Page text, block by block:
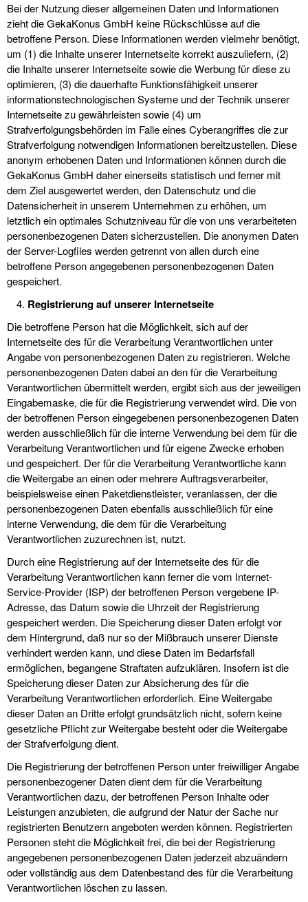
Bei der Nutzung dieser allgemeinen Daten und Informationen
zieht die GekaKonus GmbH keine Rückschlüsse auf die
betroffene Person. Diese Informationen werden vielmehr benötigt,
um (1) die Inhalte unserer Internetseite korrekt auszuliefern, (2)
die Inhalte unserer Internetseite sowie die Werbung für diese zu
optimieren, (3) die dauerhafte Funktionsfähigkeit unserer
informationstechnologischen Systeme und der Technik unserer
Internetseite zu gewährleisten sowie (4) um
Strafverfolgungsbehörden im Falle eines Cyberangriffes die zur
Strafverfolgung notwendigen Informationen bereitzustellen. Diese
anonym erhobenen Daten und Informationen können durch die
GekaKonus GmbH daher einerseits statistisch und ferner mit
dem Ziel ausgewertet werden, den Datenschutz und die
Datensicherheit in unserem Unternehmen zu erhöhen, um
letztlich ein optimales Schutzniveau für die von uns verarbeiteten
personenbezogenen Daten sicherzustellen. Die anonymen Daten
der Server-Logfiles werden getrennt von allen durch eine
betroffene Person angegebenen personenbezogenen Daten
gespeichert.
Registrierung auf unserer Internetseite
Die betroffene Person hat die Möglichkeit, sich auf der
Internetseite des für die Verarbeitung Verantwortlichen unter
Angabe von personenbezogenen Daten zu registrieren. Welche
personenbezogenen Daten dabei an den für die Verarbeitung
Verantwortlichen übermittelt werden, ergibt sich aus der jeweiligen
Eingabemaske, die für die Registrierung verwendet wird. Die von
der betroffenen Person eingegebenen personenbezogenen Daten
werden ausschließlich für die interne Verwendung bei dem für die
Verarbeitung Verantwortlichen und für eigene Zwecke erhoben
und gespeichert. Der für die Verarbeitung Verantwortliche kann
die Weitergabe an einen oder mehrere Auftragsverarbeiter,
beispielsweise einen Paketdienstleister, veranlassen, der die
personenbezogenen Daten ebenfalls ausschließlich für eine
interne Verwendung, die dem für die Verarbeitung
Verantwortlichen zuzurechnen ist, nutzt.
Durch eine Registrierung auf der Internetseite des für die
Verarbeitung Verantwortlichen kann ferner die vom Internet-
Service-Provider (ISP) der betroffenen Person vergebene IP-
Adresse, das Datum sowie die Uhrzeit der Registrierung
gespeichert werden. Die Speicherung dieser Daten erfolgt vor
dem Hintergrund, daß nur so der Mißbrauch unserer Dienste
verhindert werden kann, und diese Daten im Bedarfsfall
ermöglichen, begangene Straftaten aufzuklären. Insofern ist die
Speicherung dieser Daten zur Absicherung des für die
Verarbeitung Verantwortlichen erforderlich. Eine Weitergabe
dieser Daten an Dritte erfolgt grundsätzlich nicht, sofern keine
gesetzliche Pflicht zur Weitergabe besteht oder die Weitergabe
der Strafverfolgung dient.
Die Registrierung der betroffenen Person unter freiwilliger Angabe
personenbezogener Daten dient dem für die Verarbeitung
Verantwortlichen dazu, der betroffenen Person Inhalte oder
Leistungen anzubieten, die aufgrund der Natur der Sache nur
registrierten Benutzern angeboten werden können. Registrierten
Personen steht die Möglichkeit frei, die bei der Registrierung
angegebenen personenbezogenen Daten jederzeit abzuändern
oder vollständig aus dem Datenbestand des für die Verarbeitung
Verantwortlichen löschen zu lassen.